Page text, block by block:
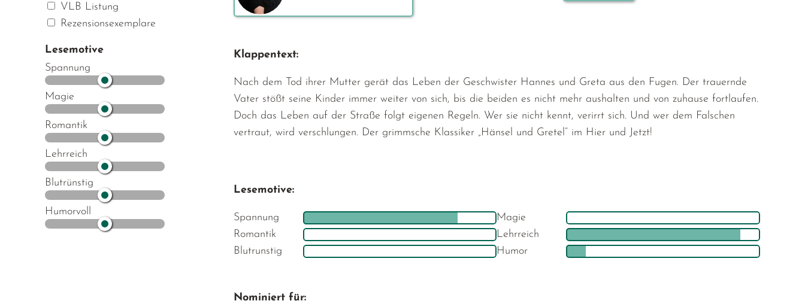
VLB Listung
Rezensionsexemplare
Lesemotive
Spannung
Magie
Romantik
Lehrreich
Blutrünstig
Humorvoll
Klappentext:
Nach dem Tod ihrer Mutter gerät das Leben der Geschwister Hannes und Greta aus den Fugen. Der trauernde
Vater stößt seine Kinder immer weiter von sich, bis die beiden es nicht mehr aushalten und von zuhause fortlaufen.
Doch das Leben auf der Straße folgt eigenen Regeln. Wer sie nicht kennt, verirrt sich. Und wer dem Falschen
vertraut, wird verschlungen. Der grimmsche Klassiker „Hänsel und Gretel“ im Hier und Jetzt!
Lesemotive:
Spannung
Magie
Romantik
Lehrreich
Blutrunstig
Humor
Nominiert für: